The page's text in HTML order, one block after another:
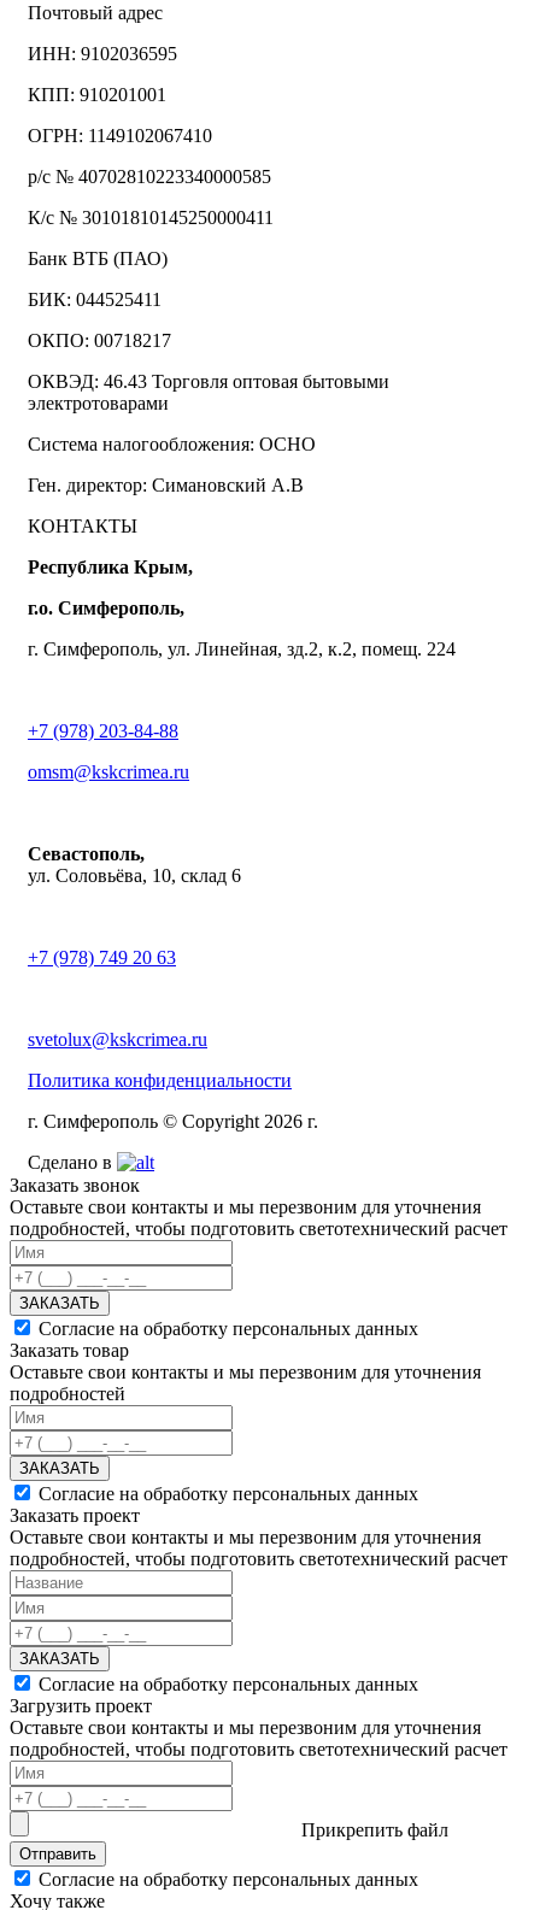
Почтовый адрес
ИНН: 9102036595
КПП: 910201001
ОГРН: 1149102067410
р/с № 40702810223340000585
К/с № 30101810145250000411
Банк ВТБ (ПАО)
БИК: 044525411
ОКПО: 00718217
ОКВЭД: 46.43 Торговля оптовая бытовыми
электротоварами
Система налогообложения: ОСНО
Ген. директор: Симановский А.В
КОНТАКТЫ
Республика Крым,
г.о. Симферополь,
г. Симферополь, ул. Линейная, зд.2, к.2, помещ. 224
+7 (978) 203-84-88
omsm@kskcrimea.ru
Севастополь,
ул. Соловьёва, 10, склад 6
+7 (978) 749 20 63
svetolux@kskcrimea.ru
Политика конфиденциальности
г. Симферополь © Copyright 2026 г.
Сделано в
Заказать звонок
Оставьте свои контакты и мы перезвоним для уточнения
подробностей, чтобы подготовить светотехнический расчет
ЗАКАЗАТЬ
Согласие на обработку персональных данных
Заказать товар
Оставьте свои контакты и мы перезвоним для уточнения
подробностей
ЗАКАЗАТЬ
Согласие на обработку персональных данных
Заказать проект
Оставьте свои контакты и мы перезвоним для уточнения
подробностей, чтобы подготовить светотехнический расчет
ЗАКАЗАТЬ
Согласие на обработку персональных данных
Загрузить проект
Оставьте свои контакты и мы перезвоним для уточнения
подробностей, чтобы подготовить светотехнический расчет
Прикрепить файл
Отправить
Согласие на обработку персональных данных
Хочу также